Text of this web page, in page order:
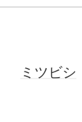
ミツビシ